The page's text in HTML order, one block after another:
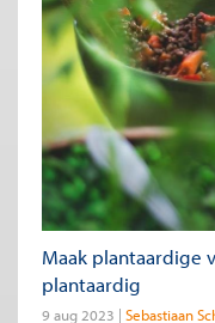
Maak plantaardige
plantaardig
9 aug 2023 Sebastiaan